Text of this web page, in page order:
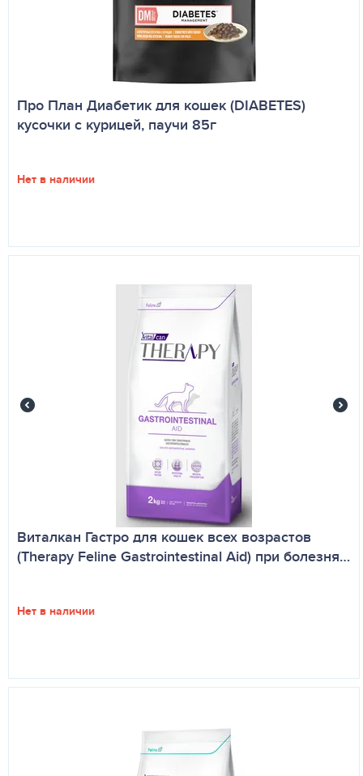
Про План Диабетик для кошек (DIABETES)
кусочки с курицей, паучи 85г
Нет в наличии
Виталкан Гастро для кошек всех возрастов
(Therapy Feline Gastrointestinal Aid) при болезня…
Нет в наличии